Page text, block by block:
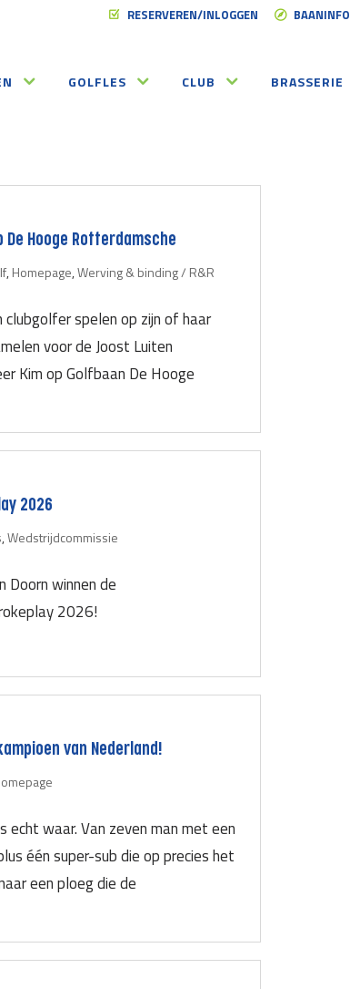
RESERVEREN/INLOGGEN BAANINFO
GOLFLES CLUB BRASSERIE
De Hooge Rotterdamsche
,Homepage,Werving & binding / R&R
spelen op zijn of haar
voor de Joost Luiten
Kim op Golfbaan De Hooge
2026
,Wedstrijdcommissie
Doorn winnen de
2026!
van Nederland!
waar. Van zeven man met een
één super-sub die op precies het
een ploeg die de